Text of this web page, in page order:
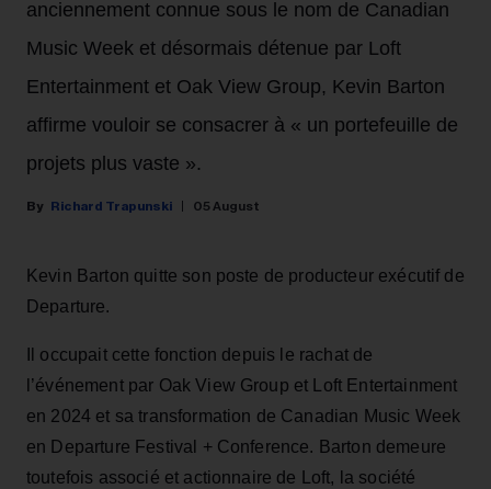
anciennement connue sous le nom de Canadian
Music Week et désormais détenue par Loft
Entertainment et Oak View Group, Kevin Barton
affirme vouloir se consacrer à « un portefeuille de
projets plus vaste ».
Richard Trapunski 05 August
Kevin Barton quitte son poste de producteur exécutif de
Departure.
Il occupait cette fonction depuis le rachat de
l’événement par Oak View Group et Loft Entertainment
en 2024 et sa transformation de Canadian Music Week
en Departure Festival + Conference. Barton demeure
toutefois associé et actionnaire de Loft, la société